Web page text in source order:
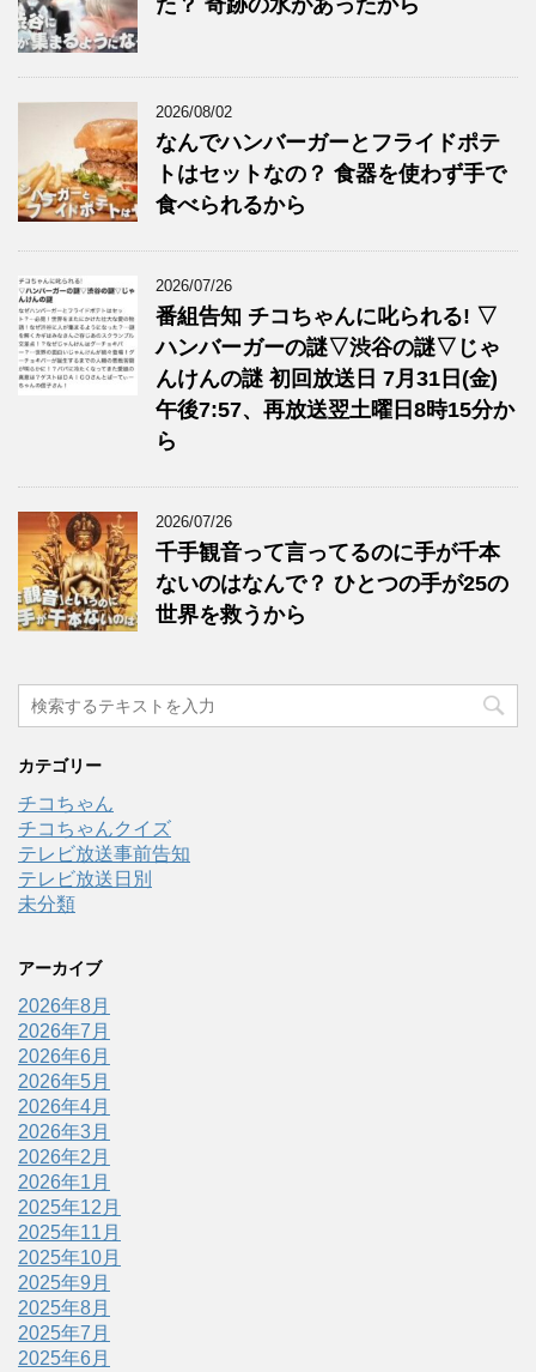
た？ 奇跡の水があったから
2026/08/02
なんでハンバーガーとフライドポテ
トはセットなの？ 食器を使わず手で
食べられるから
2026/07/26
番組告知 チコちゃんに叱られる! ▽
ハンバーガーの謎▽渋谷の謎▽じゃ
んけんの謎 初回放送日 7月31日(金)
午後7:57、再放送翌土曜日8時15分か
ら
2026/07/26
千手観音って言ってるのに手が千本
ないのはなんで？ ひとつの手が25の
世界を救うから
カテゴリー
チコちゃん
チコちゃんクイズ
テレビ放送事前告知
テレビ放送日別
未分類
アーカイブ
2026年8月
2026年7月
2026年6月
2026年5月
2026年4月
2026年3月
2026年2月
2026年1月
2025年12月
2025年11月
2025年10月
2025年9月
2025年8月
2025年7月
2025年6月